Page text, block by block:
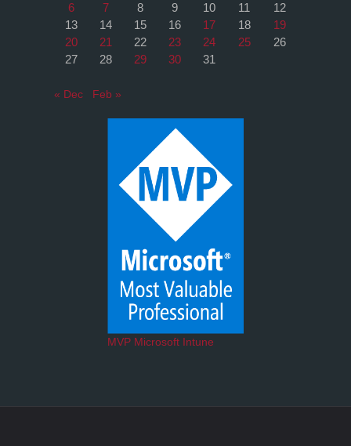
6
7 8 9 10 11
12
13
14 15 16 17 18
19
20
21 22 23 24 25
26
27
28 29 30 31
« Dec Feb »
MVP Microsoft Intune